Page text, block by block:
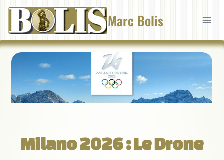
Aller
contenu
Marc Bolis
Milano 2026 : Le Drone